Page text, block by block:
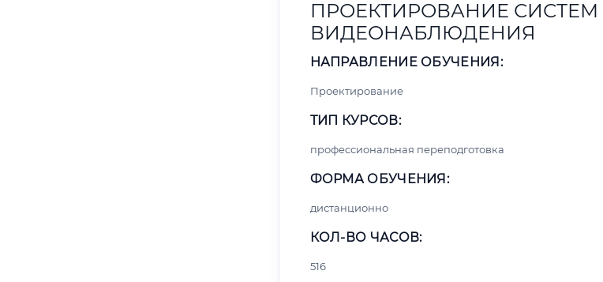
ПРОЕКТИРОВАНИЕ СИСТЕМ
ВИДЕОНАБЛЮДЕНИЯ
НАПРАВЛЕНИЕ ОБУЧЕНИЯ:
Проектирование
ТИП КУРСОВ:
профессиональная переподготовка
ФОРМА ОБУЧЕНИЯ:
дистанционно
КОЛ-ВО ЧАСОВ:
516